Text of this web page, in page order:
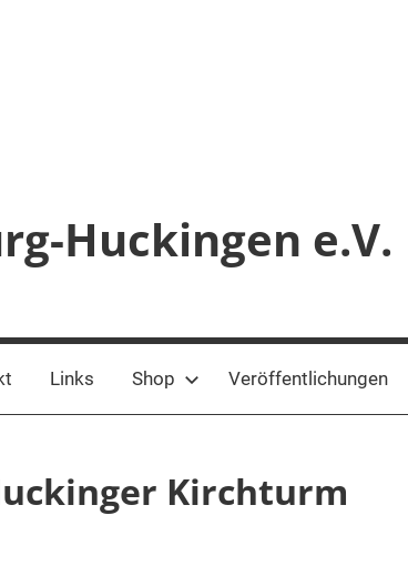
Huckingen e.V.
Links Shop Veröffentlichungen
Kirchturm